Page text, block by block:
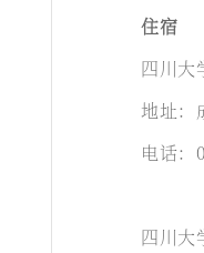
住宿
四川大
地址：
电话
四川大